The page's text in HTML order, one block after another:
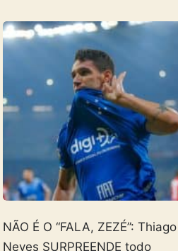
NÃO É O “FALA, ZEZÉ”: Thiago
Neves SURPREENDE todo